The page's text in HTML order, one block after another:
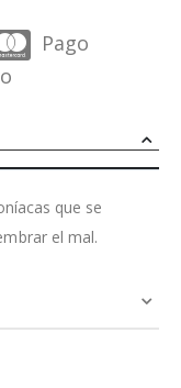
Pago
que se
el mal.